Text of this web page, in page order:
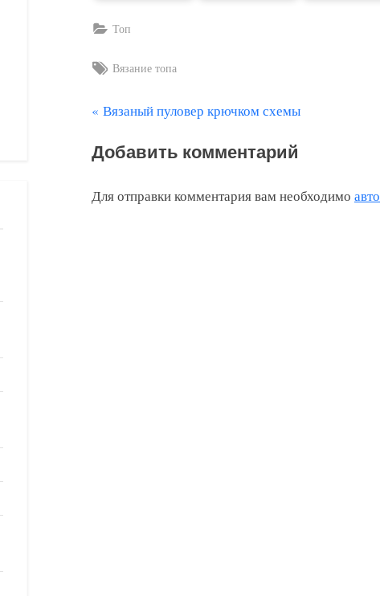
Топ
Tags:
Вязание топа
Навигация
по
записям
П
е
ы
Вязаный пуловер крючком схемы
Добавить комментарий
Для отправки комментария вам необходимо